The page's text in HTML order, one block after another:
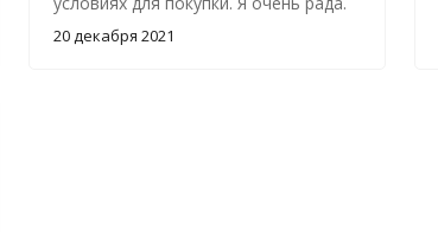
20 декабря 2021